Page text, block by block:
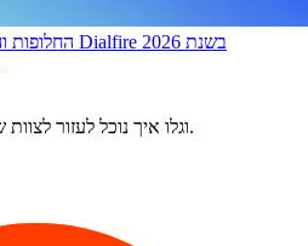
10 החלופות והמתחרים הטובים ביותר של Dialfire בשנת 2026
תאמו דמו של CloudTalk וגלו איך נוכל לעזור לצוות שלכם.